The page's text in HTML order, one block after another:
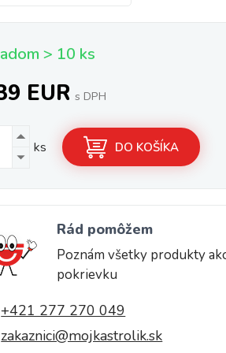
> 10 ks
EUR s DPH
ks DO KOŠÍKA
Rád pomôžem
Poznám všetky produkty
pokrievku
+421 277 270 049
zakaznici@mojkastrolik.sk